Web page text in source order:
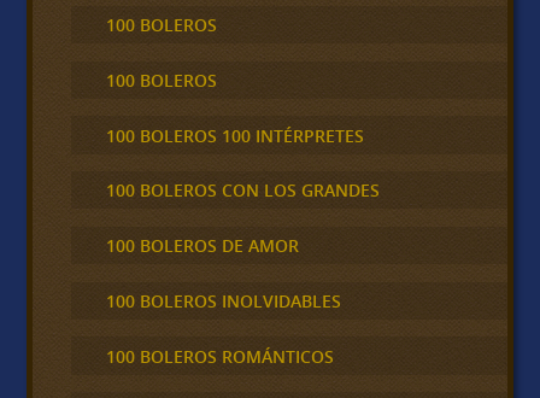
100 BOLEROS
100 BOLEROS
100 BOLEROS 100 INTÉRPRETES
100 BOLEROS CON LOS GRANDES
100 BOLEROS DE AMOR
100 BOLEROS INOLVIDABLES
100 BOLEROS ROMÁNTICOS